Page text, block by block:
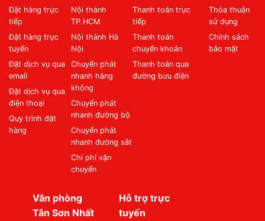
Đặt hàng trực
tiếp
Đặt hàng trực
tuyến
Đặt dịch vụ qua
email
Đặt dịch vụ qua
điện thoại
Quy trình đặt
hàng
Nội thành
TP.HCM
Nội thành Hà
Nội
Chuyển phát
nhanh hàng
không
Chuyển phát
nhanh đường bộ
Chuyển phát
nhanh đường sắt
Chi phí vận
chuyển
Thanh toán trực
tiếp
Thanh toán
chuyển khoản
Thanh toán qua
đường bưu điện
Thỏa thuận
sử dụng
Chính sách
bảo mật
Văn phòng
Tân Sơn Nhất
Hỗ trợ trực
tuyến